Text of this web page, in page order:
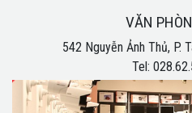
VĂN
542 Nguyễn Ảnh Thủ, P.
Tel: